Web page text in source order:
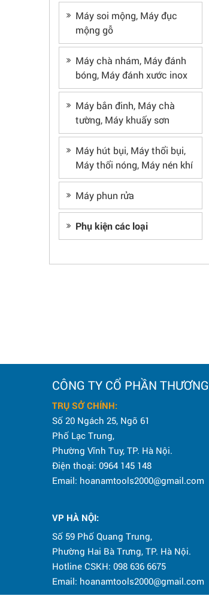
Máy soi mộng, Máy đục
mộng gỗ
Máy chà nhám, Máy đánh
bóng, Máy đánh xước inox
Máy bắn đinh, Máy chà
tường, Máy khuấy sơn
Máy hút bụi, Máy thổi bụi,
Máy thổi nóng, Máy nén khí
Máy phun rửa
Phụ kiện các loại
CÔNG TY CỔ PHẦN
TRỤ SỞ CHÍNH:
Số 20 Ngách 25, Ngõ 61
Phố Lạc Trung,
Phường Vĩnh Tuy, TP. Hà Nội.
Điện thoại: 0964 145 148
Email: hoanamtools2000@gmail.com
VP HÀ NỘI:
Số 59 Phố Quang Trung,
Phường Hai Bà Trưng, TP. Hà Nội.
Hotline CSKH: 098 636 6675
Email: hoanamtools2000@gmail.com